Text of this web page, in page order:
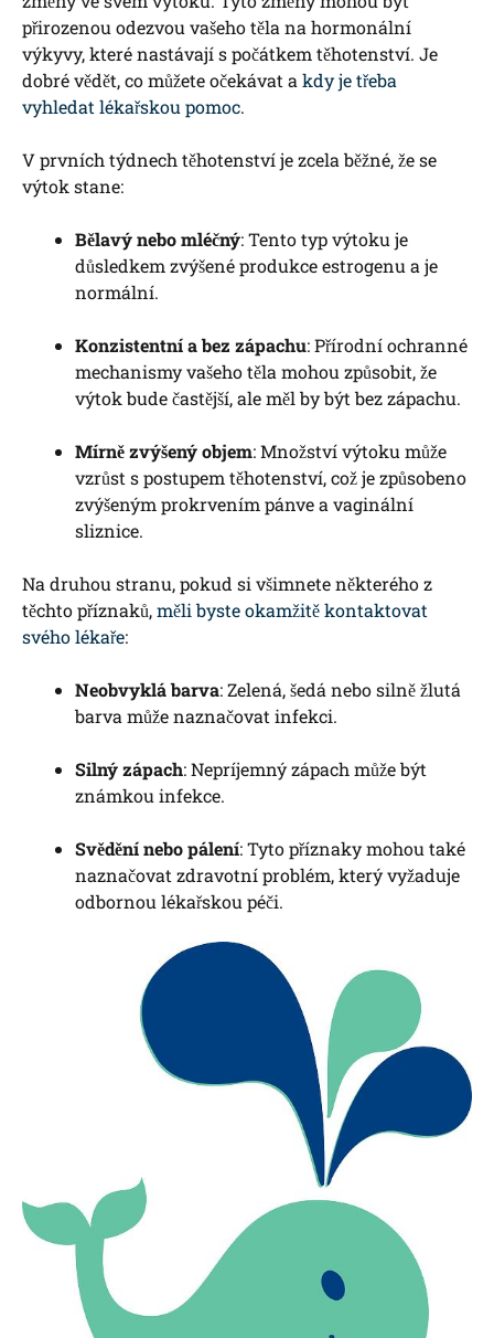
přirozenou odezvou vašeho těla na hormonální
výkyvy, které nastávají s počátkem těhotenství. Je
dobré vědět, co můžete očekávat akdy je třeba
vyhledat lékařskou pomoc.
V prvních týdnech těhotenství je zcela běžné, že se
výtok stane:
Bělavý nebo mléčný: Tento typ výtoku je
důsledkem zvýšené produkce estrogenu a je
normální.
Konzistentní a bez zápachu: Přírodní ochranné
mechanismy vašeho těla mohou způsobit, že
výtok bude častější, ale měl by být bez zápachu.
Mírně zvýšený objem: Množství výtoku může
vzrůst s postupem těhotenství, což je způsobeno
zvýšeným prokrvením pánve a vaginální
sliznice.
Na druhou stranu, pokud si všimnete některého z
těchto příznaků,měli byste okamžitě kontaktovat
svého lékaře:
Neobvyklá barva: Zelená, šedá nebo silně žlutá
barva může naznačovat infekci.
Silný zápach: Nepríjemný zápach může být
známkou infekce.
Svědění nebo pálení: Tyto příznaky mohou také
naznačovat zdravotní problém, který vyžaduje
odbornou lékařskou péči.